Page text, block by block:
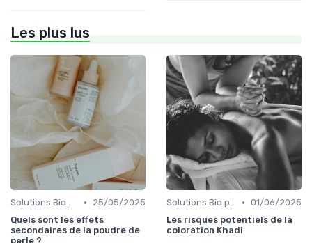
Les plus lus
Solutions Bio pour Problèmes de Peau •
25/05/2025
Quels sont les effets
secondaires de la poudre de
perle ?
Solutions Bio pour Problèmes de Peau • 01/06/2025
Les risques potentiels de la
coloration Khadi